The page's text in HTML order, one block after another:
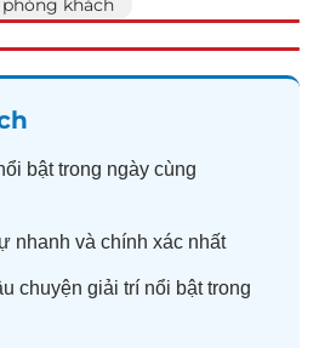
phòng khách
bật trong ngày cùng
nhanh và chính xác nhất
chuyện giải trí nổi bật trong